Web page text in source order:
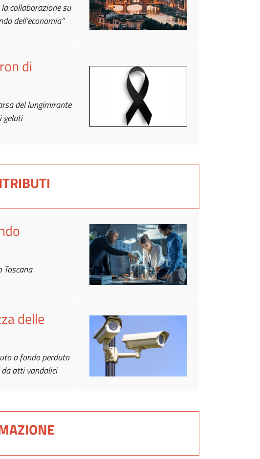
collaborazione su
dell’economia”
di
del lungimirante
gelati
delle
a fondo perduto
da atti vandalici